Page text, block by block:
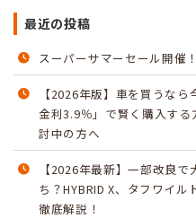
最近の投稿
スーパーサマーセール開催
【2026年版】車を買うな
金利3.9％」で賢く購入す
討中の方へ
【2026年最新】一部改良
ち？HYBRID X、タフワイ
徹底解説！